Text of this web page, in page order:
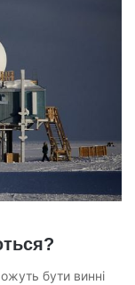
бути винні